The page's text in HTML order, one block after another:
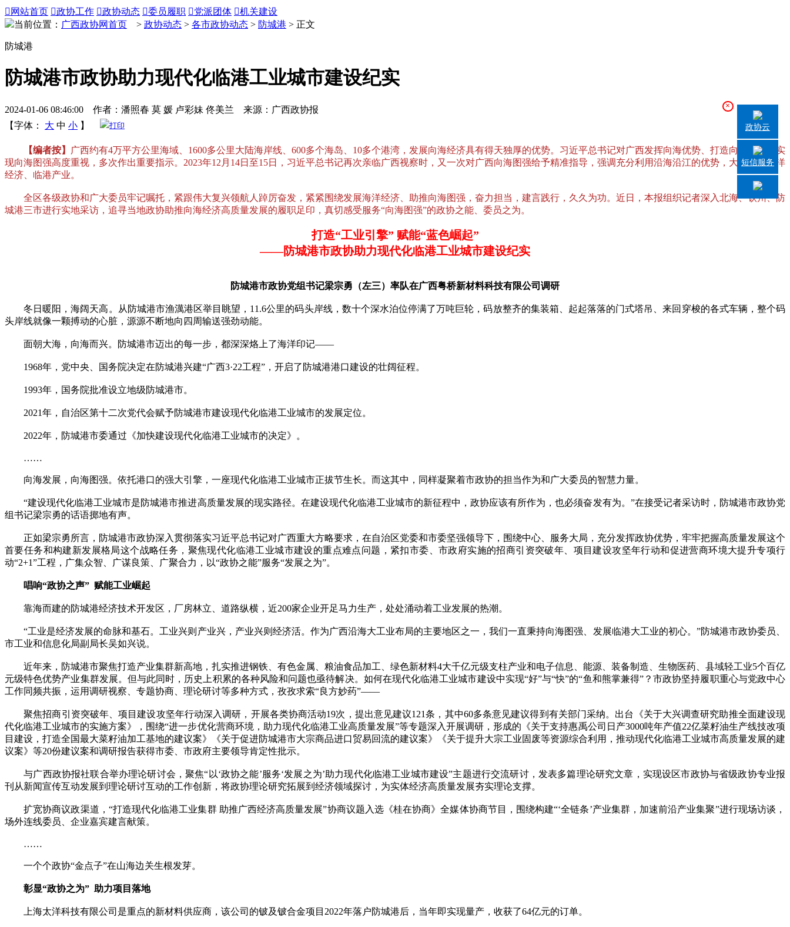
 网站首页 政协工作 政协动态 委员履职 党派团体 机关建设
当前位置： 广西政协网首页 > 政协动态 > 各市政协动态 > 防城港 > 正文
防城港
防城港市政协助力现代化临港工业城市建设纪实
2024-01-06 08:46:00 作者：潘照春 莫 媛 卢彩妹 佟美兰 来源：广西政协报
【字体：
大 中 小 】 打印
【编者按】
广西约有4万平方公里海域、1600多公里大陆海岸线、600多个海岛、10多个港湾，发展向海经济具有得天独厚的优势。习近平总书记对广西发挥向海优势、打造向海经济、实
现向海图强高度重视，多次作出重要指示。2023年12月14日至15日，习近平总书记再次亲临广西视察时，又一次对广西向海图强给予精准指导，强调充分利用沿海沿江的优势，大力发展海洋
经济、临港产业。
全区各级政协和广大委员牢记嘱托，紧跟伟大复兴领航人踔厉奋发，紧紧围绕发展海洋经济、助推向海图强，奋力担当，建言践行，久久为功。近日，本报组织记者深入北海、钦州、防
城港三市进行实地采访，追寻当地政协助推向海经济高质量发展的履职足印，真切感受服务“向海图强”的政协之能、委员之为。
打造“工业引擎” 赋能“蓝色崛起”
——防城港市政协助力现代化临港工业城市建设纪实
防城港市政协党组书记梁宗勇（左三）率队在广西粤桥新材料科技有限公司调研
冬日暖阳，海阔天高。从防城港市渔澫港区举目眺望，11.6公里的码头岸线，数十个深水泊位停满了万吨巨轮，码放整齐的集装箱、起起落落的门式塔吊、来回穿梭的各式车辆，整个码
头岸线就像一颗搏动的心脏，源源不断地向四周输送强劲动能。
面朝大海，向海而兴。防城港市迈出的每一步，都深深烙上了海洋印记——
1968年，党中央、国务院决定在防城港兴建“广西3·22工程”，开启了防城港港口建设的壮阔征程。
1993年，国务院批准设立地级防城港市。
2021年，自治区第十二次党代会赋予防城港市建设现代化临港工业城市的发展定位。
2022年，防城港市委通过《加快建设现代化临港工业城市的决定》。
……
向海发展，向海图强。依托港口的强大引擎，一座现代化临港工业城市正拔节生长。而这其中，同样凝聚着市政协的担当作为和广大委员的智慧力量。
“建设现代化临港工业城市是防城港市推进高质量发展的现实路径。在建设现代化临港工业城市的新征程中，政协应该有所作为，也必须奋发有为。”在接受记者采访时，防城港市政协党
组书记梁宗勇的话语掷地有声。
正如梁宗勇所言，防城港市政协深入贯彻落实习近平总书记对广西重大方略要求，在自治区党委和市委坚强领导下，围绕中心、服务大局，充分发挥政协优势，牢牢把握高质量发展这个
首要任务和构建新发展格局这个战略任务，聚焦现代化临港工业城市建设的重点难点问题，紧扣市委、市政府实施的招商引资突破年、项目建设攻坚年行动和促进营商环境大提升专项行
动“2+1”工程，广集众智、广谋良策、广聚合力，以“政协之能”服务“发展之为”。
唱响“政协之声” 赋能工业崛起
靠海而建的防城港经济技术开发区，厂房林立、道路纵横，近200家企业开足马力生产，处处涌动着工业发展的热潮。
“工业是经济发展的命脉和基石。工业兴则产业兴，产业兴则经济活。作为广西沿海大工业布局的主要地区之一，我们一直秉持向海图强、发展临港大工业的初心。”防城港市政协委员、
市工业和信息化局副局长吴如兴说。
近年来，防城港市聚焦打造产业集群新高地，扎实推进钢铁、有色金属、粮油食品加工、绿色新材料4大千亿元级支柱产业和电子信息、能源、装备制造、生物医药、县域轻工业5个百亿
元级特色优势产业集群发展。但与此同时，历史上积累的各种风险和问题也亟待解决。如何在现代化临港工业城市建设中实现“好”与“快”的“鱼和熊掌兼得”？市政协坚持履职重心与党政中心
工作同频共振，运用调研视察、专题协商、理论研讨等多种方式，孜孜求索“良方妙药”——
聚焦招商引资突破年、项目建设攻坚年行动深入调研，开展各类协商活动19次，提出意见建议121条，其中60多条意见建议得到有关部门采纳。出台《关于大兴调查研究助推全面建设现
代化临港工业城市的实施方案》，围绕“进一步优化营商环境，助力现代化临港工业高质量发展”等专题深入开展调研，形成的《关于支持惠禹公司日产3000吨年产值22亿菜籽油生产线技改项
目建设，打造全国最大菜籽油加工基地的建议案》《关于促进防城港市大宗商品进口贸易回流的建议案》《关于提升大宗工业固废等资源综合利用，推动现代化临港工业城市高质量发展的建
议案》等20份建议案和调研报告获得市委、市政府主要领导肯定性批示。
与广西政协报社联合举办理论研讨会，聚焦“以‘政协之能’服务‘发展之为’助力现代化临港工业城市建设”主题进行交流研讨，发表多篇理论研究文章，实现设区市政协与省级政协专业报
刊从新闻宣传互动发展到理论研讨互动的工作创新，将政协理论研究拓展到经济领域探讨，为实体经济高质量发展夯实理论支撑。
扩宽协商议政渠道，“打造现代化临港工业集群 助推广西经济高质量发展”协商议题入选《桂在协商》全媒体协商节目，围绕构建“‘全链条’产业集群，加速前沿产业集聚”进行现场访谈，
场外连线委员、企业嘉宾建言献策。
……
一个个政协“金点子”在山海边关生根发芽。
彰显“政协之为” 助力项目落地
上海太洋科技有限公司是重点的新材料供应商，该公司的铍及铍合金项目2022年落户防城港后，当年即实现量产，收获了64亿元的订单。
×
政协云
短信服务